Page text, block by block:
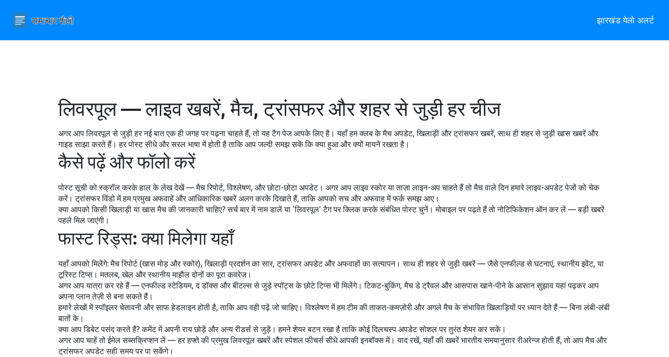
झारखंड येलो अलर्ट
लिवरपूल — लाइव खबरें, मैच, ट्रांसफर और शहर से जुड़ी हर चीज
अगर आप लिवरपूल से जुड़ी हर नई बात एक ही जगह पर पढ़ना चाहते हैं, तो यह टैग पेज आपके लिए है। यहाँ हम क्लब के मैच अपडेट, खिलाड़ी और ट्रांसफर खबरें, साथ ही शहर से जुड़ी खास खबरें और
गाइड साझा करते हैं। हर पोस्ट सीधे और सरल भाषा में होती है ताकि आप जल्दी समझ सकें कि क्या हुआ और क्यों मायने रखता है।
कैसे पढ़ें और फॉलो करें
पोस्ट सूची को स्क्रॉल करके हाल के लेख देखें — मैच रिपोर्ट, विश्लेषण, और छोटा-छोटा अपडेट। अगर आप लाइव स्कोर या ताज़ा लाइन-अप चाहते हैं तो मैच वाले दिन हमारे लाइव-अपडेट पेजों को चेक
करें। ट्रांसफर विंडो में हम प्रमुख अफवाहें और आधिकारिक खबरें अलग करके दिखाते हैं, ताकि आपको सच और अफवाह में फर्क समझ आए।
क्या आपको किसी खिलाड़ी या खास मैच की जानकारी चाहिए? सर्च बार में नाम डालें या 'लिवरपूल' टैग पर क्लिक करके संबंधित पोस्ट चुनें। मोबाइल पर पढ़ते हैं तो नोटिफिकेशन ऑन कर लें — बड़ी खबरें
पहले मिल जाएंगी।
फास्ट रिड्स: क्या मिलेगा यहाँ
यहाँ आपको मिलेंगे: मैच रिपोर्ट (खास मोड़ और स्कोर), खिलाड़ी प्रदर्शन का सार, ट्रांसफर अपडेट और अफवाहों का सत्यापन। साथ ही शहर से जुड़ी खबरें — जैसे एनफील्ड से घटनाएं, स्थानीय इवेंट, या
टूरिस्ट टिप्स। मतलब, खेल और स्थानीय माहौल दोनों का पूरा कवरेज।
अगर आप यात्रा कर रहे हैं — एनफील्ड स्टेडियम, द डॉक्स और बीटल्स से जुड़े स्पॉट्स के छोटे टिप्स भी मिलेंगे। टिकट-बुकिंग, मैच डे ट्रैवल और आसपास खाने-पीने के आसान सुझाव यहां पढ़कर आप
अपना प्लान तेज़ी से बना सकते हैं।
हमारे लेखों में स्पॉइलर चेतावनी और साफ हेडलाइन होती है, ताकि आप वही पढ़ें जो चाहिए। विश्लेषण में हम टीम की ताकत-कमज़ोरी और अगले मैच के संभावित खिलाड़ियों पर ध्यान देते हैं — बिना लंबी-लंबी
बातों के।
क्या आप डिबेट पसंद करते हैं? कमेंट में अपनी राय छोड़ें और अन्य रीडर्स से जुड़ें। हमने शेयर बटन रखा है ताकि कोई दिलचस्प अपडेट सोशल पर तुरंत शेयर कर सकें।
अगर आप चाहें तो ईमेल सब्सक्रिप्शन लें — हर हफ्ते की प्रमुख लिवरपूल खबरें और स्पेशल फीचर्स सीधे आपकी इनबॉक्स में। याद रखें, यहाँ की खबरें भारतीय समयानुसार रीअरेन्ज होती हैं, तो आप मैच और
ट्रांसफर अपडेट सही समय पर पा सकेंगे।